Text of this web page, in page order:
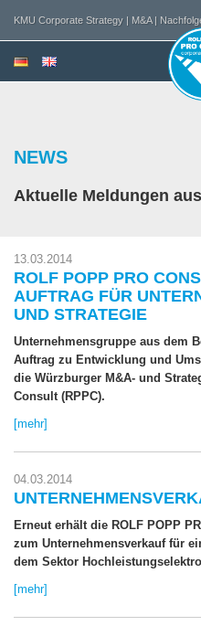
KMU Corporate Strategy | M&A |
NEWS
Aktuelle Meldungen
13.03.2014
ROLF POPP PRO
AUFTRAG FÜR
UND STRATEGIE
Unternehmensgruppe aus dem
Auftrag zu Entwicklung und
die Würzburger M&A- und
Consult (RPPC).
[mehr]
04.03.2014
Erneut erhält die ROLF POPP
zum Unternehmensverkauf für
dem Sektor
[mehr]